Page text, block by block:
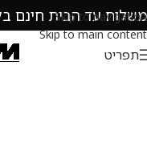
Skip to navigation
Skip to main content
משלוח עד הבית חינם בקניה
תפריט